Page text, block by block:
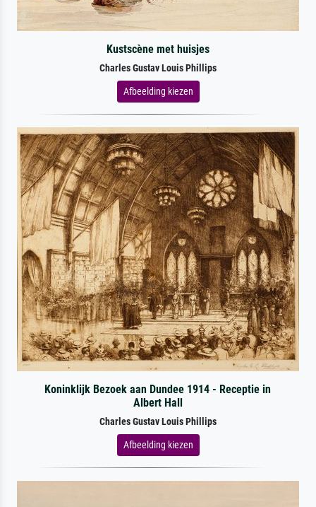
Kustscène met huisjes
Charles Gustav Louis Phillips
Afbeelding kiezen
Koninklijk Bezoek aan Dundee 1914 - Receptie in
Albert Hall
Charles Gustav Louis Phillips
Afbeelding kiezen